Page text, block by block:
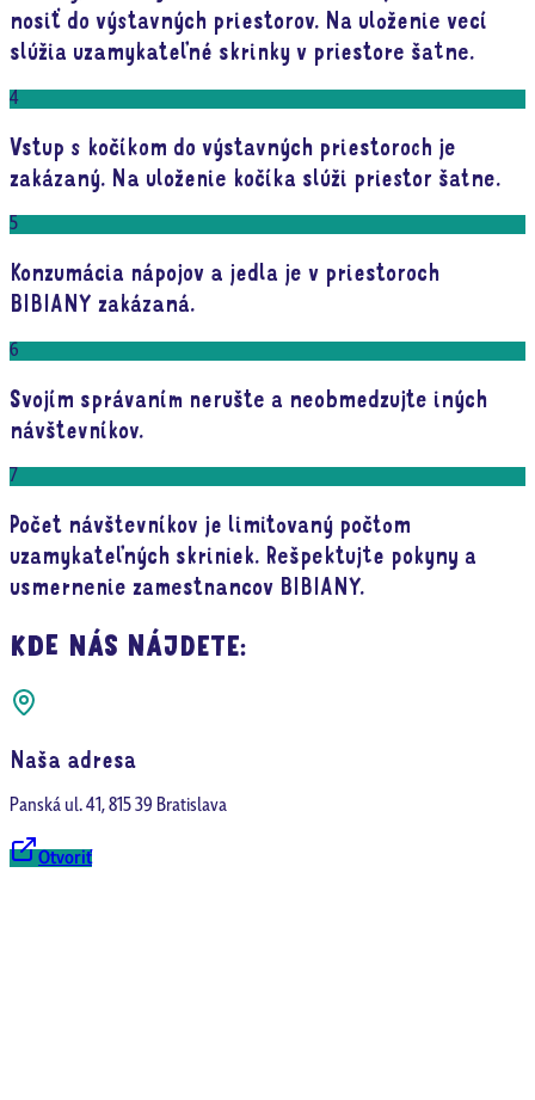
nosiť do výstavných priestorov. Na uloženie vecí
slúžia uzamykateľné skrinky v priestore šatne.
4
Vstup s kočíkom do výstavných priestoroch je
zakázaný. Na uloženie kočíka slúži priestor šatne.
5
Konzumácia nápojov a jedla je v priestoroch
BIBIANY zakázaná.
6
Svojím správaním nerušte a neobmedzujte iných
návštevníkov.
7
Počet návštevníkov je limitovaný počtom
uzamykateľných skriniek. Rešpektujte pokyny a
usmernenie zamestnancov BIBIANY.
KDE NÁS NÁJDETE:
Naša adresa
Panská ul. 41, 815 39 Bratislava
Otvoriť